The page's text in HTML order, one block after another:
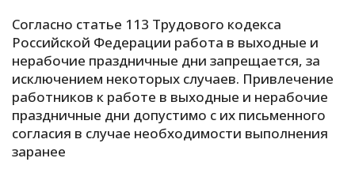
А
Б
В
П
Согласно статье 113 Трудового кодекса
Российской Федерации работа в выходные и
нерабочие праздничные дни запрещается, за
исключением некоторых случаев. Привлечение
работников к работе в выходные и нерабочие
праздничные дни допустимо с их письменного
согласия в случае необходимости выполнения
заранее